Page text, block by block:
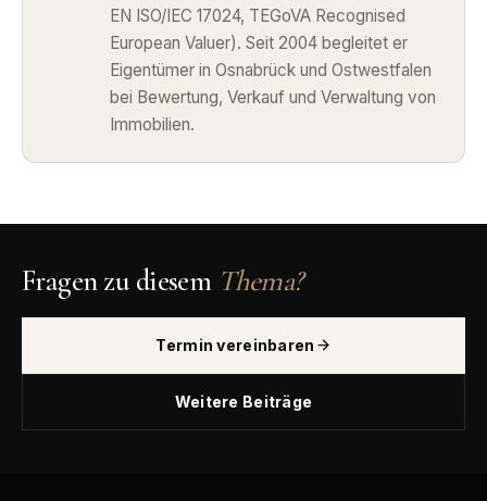
EN ISO/IEC 17024, TEGoVA Recognised
European Valuer). Seit 2004 begleitet er
Eigentümer in Osnabrück und Ostwestfalen
bei Bewertung, Verkauf und Verwaltung von
Immobilien.
Fragen zu diesem Thema?
Termin vereinbaren
Weitere Beiträge